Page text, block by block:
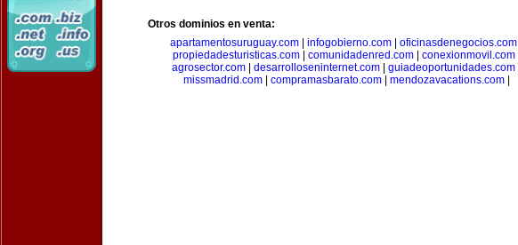
Otros dominios en venta:
apartamentosuruguay.com
infogobierno.com oficinasdenegocios.com
propiedadesturisticas.com| comunidadenred.com| conexionmovil.com|
agrosector.com
desarrolloseninternet.com guiadeoportunidades.com
missmadrid.com| compramasbarato.com| mendozavacations.com|